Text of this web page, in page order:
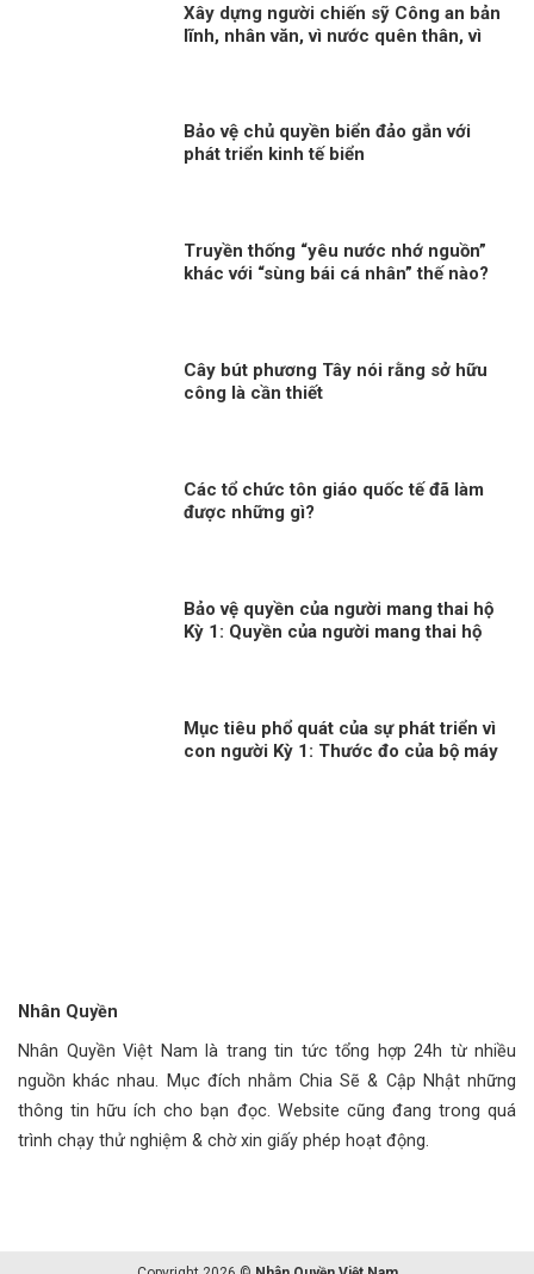
Xây dựng người chiến sỹ Công an bản
lĩnh, nhân văn, vì nước quên thân, vì
Bảo vệ chủ quyền biển đảo gắn với
phát triển kinh tế biển
Truyền thống “yêu nước nhớ nguồn”
khác với “sùng bái cá nhân” thế nào?
Cây bút phương Tây nói rằng sở hữu
công là cần thiết
Các tổ chức tôn giáo quốc tế đã làm
được những gì?
Bảo vệ quyền của người mang thai hộ
Kỳ 1: Quyền của người mang thai hộ
Mục tiêu phổ quát của sự phát triển vì
con người Kỳ 1: Thước đo của bộ máy
Nhân Quyền
Nhân Quyền Việt Nam là trang tin tức tổng hợp 24h từ nhiều
nguồn khác nhau. Mục đích nhằm Chia Sẽ & Cập Nhật những
thông tin hữu ích cho bạn đọc. Website cũng đang trong quá
trình chạy thử nghiệm & chờ xin giấy phép hoạt động.